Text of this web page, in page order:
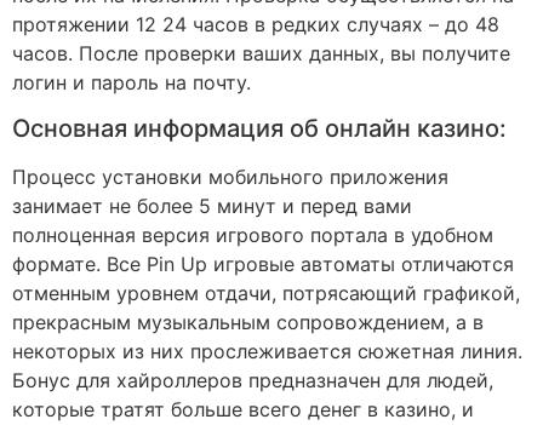
протяжении 12 24 часов в редких случаях – до 48
часов. После проверки ваших данных, вы получите
логин и пароль на почту.
Основная информация об онлайн казино:
Процесс установки мобильного приложения
занимает не более 5 минут и перед вами
полноценная версия игрового портала в удобном
формате. Все Pin Up игровые автоматы отличаются
отменным уровнем отдачи, потрясающий графикой,
прекрасным музыкальным сопровождением, а в
некоторых из них прослеживается сюжетная линия.
Бонус для хайроллеров предназначен для людей,
которые тратят больше всего денег в казино, и